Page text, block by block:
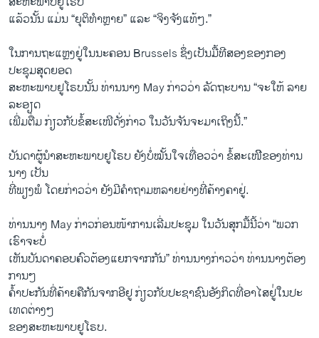
ພາສາຕ່າງໆ
ແລ້ວນັ້ນ ​ແມ່ນ “​ຍຸຕິທຳຫຼາຍ” ​ແລະ “​ຈິງ​ຈັງ​ແທ້ໆ.”
​ໃນ​ການ​ຖະ​ແຫຼງ​ຢູ່​ໃນ​ນະຄອນ Brussels ຊຶ່ງ​ເປັນ​ມື້​ທີ​ສອງ​ຂອງ​ກອງ​
ປະຊຸມ​ສຸດ​ຍອດ
​ສະຫະ​ພາບ​ຢູໂຣບນັ້ນ ທ່ານ​ນາງ May ກ່າວ​ວ່າ ​ລັດຖະບານ “ຈະໃຫ້ ລາຍ​
ລະອຽດ​
ເພີ່ມ​ຕື່ມ ກ່ຽວ​ກັບ​ຂໍ້​ສະ​ເໜີ​ດັ່ງກ່າວ ​ໃນ​ວັນ​ຈັນ​ຈະ​ມາ​ເຖິງ​ນີ້.”
ບັນດາ​ຜູ້ນຳ​ສະຫະພາບຢູ​ໂຣບ ຍັງບໍ່​ໝັ້ນ​ໃຈ​ເທື່ອ​ວວ່າ​ ຂໍ້​ສະ​ເໜີີ​ຂອງ​ທ່ານ​
ນາງ​ ​ເປັນ
​ທີ່​ພຽງພໍ ​ໂດຍ​ກ່າວ​ວ່າ ​ຍັງ​ມີ​ຄຳ​ຖາມ​ຫລາຍຢ່າງ​ທີ່​ຄ້າງ​ຄາຢູ່.
ທ່ານ​ນາງ May ກ່າວ​ກ່ອນ​ໜ້າການ​ເລີ່​ມປະຊຸມ ​ໃນ​ວັນ​ສຸກ​ມື້​ນີ້ວ່າ “ພວກ​
ເຮົາ​ຈະ​ບໍ່​
ເຫັນ​ບັນດາ​ຄອບຄົວ​ຕ້ອງ​ແຍກ​ຈາກກັນ​” ທ່ານ​ນາງ​ກ່າວ​ວ່າ ທ່ານ​ນາ​ງຕ້ອງ
ການໆ
ຄໍ້າປະກັນ​ທີ່​ຄ້າຍຄື​ກັນ​ຈາກ​ອີ​ຢູ ກ່ຽວ​ກັບປະຊາຊົນ​ອັງກິດ​ທີ່​ອາ​ໄສ​ຢູ່່​ໃນປະ​
ເທດຕ່າງໆ
​ຂອງ​ສະຫະພາບ​ຢູ​ໂຣບ.